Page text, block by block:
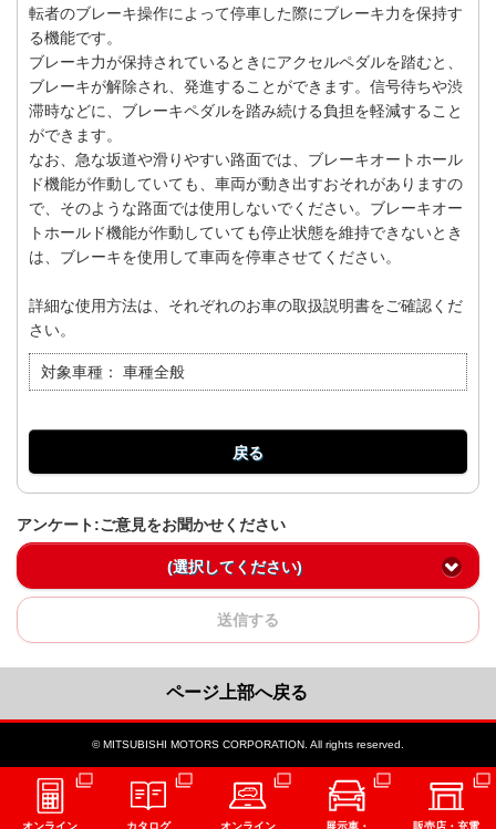
転者のブレーキ操作によって停車した際にブレーキ力を保持す
る機能です。
ブレーキ力が保持されているときにアクセルペダルを踏むと、
ブレーキが解除され、発進することができます。信号待ちや渋
滞時などに、ブレーキペダルを踏み続ける負担を軽減すること
ができます。
なお、急な坂道や滑りやすい路面では、ブレーキオートホール
ド機能が作動していても、車両が動き出すおそれがありますの
で、そのような路面では使用しないでください。ブレーキオー
トホールド機能が作動していても停止状態を維持できないとき
は、ブレーキを使用して車両を停車させてください。
詳細な使用方法は、それぞれのお車の取扱説明書をご確認くだ
さい。
対象車種： 車種全般
戻る
アンケート:ご意見をお聞かせください
(選択してください)
送信する
ページ上部へ戻る
© MITSUBISHI MOTORS CORPORATION. All rights reserved.
オンライン カタログ オンライン 展示車・ 販売店・充電